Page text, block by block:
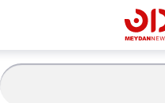
نکونام جانشین ربیعی شد